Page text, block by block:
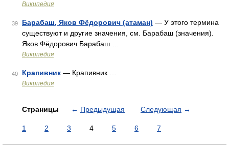
Википедия
39 Барабаш, Яков Фёдорович (атаман) — У этого термина
существуют и другие значения, см. Барабаш (значения).
Яков Фёдорович Барабаш …
Википедия
40 Крапивник — Крапивник …
Википедия
Страницы ← Предыдущая Следующая →
1 2 3 4 5 6 7